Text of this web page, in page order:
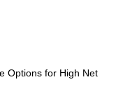
Options for High Net